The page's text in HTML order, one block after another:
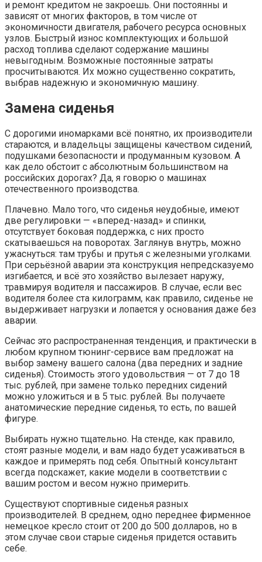
и ремонт кредитом не закроешь. Они постоянны и
зависят от многих факторов, в том числе от
экономичности двигателя, рабочего ресурса основных
узлов. Быстрый износ комплектующих и большой
расход топлива сделают содержание машины
невыгодным. Возможные постоянные затраты
просчитываются. Их можно существенно сократить,
выбрав надежную и экономичную машину.
Замена сиденья
С дорогими иномарками всё понятно, их производители
стараются, и владельцы защищены качеством сидений,
подушками безопасности и продуманным кузовом. А
как дело обстоит с абсолютным большинством на
российских дорогах? Да, я говорю о машинах
отечественного производства.
Плачевно. Мало того, что сиденья неудобные, имеют
две регулировки — «вперед-назад» и спинки,
отсутствует боковая поддержка, с них просто
скатываешься на поворотах. Заглянув внутрь, можно
ужаснуться: там трубы и прутья с железными уголками.
При серьёзной аварии эта конструкция непредсказуемо
изгибается, и всё это хозяйство вылезает наружу,
травмируя водителя и пассажиров. В случае, если вес
водителя более ста килограмм, как правило, сиденье не
выдерживает нагрузки и лопается у основания даже без
аварии.
Сейчас это распространенная тенденция, и практически в
любом крупном тюнинг-сервисе вам предложат на
выбор замену вашего салона (два передних и задние
сиденья). Стоимость этого удовольствия — от 7 до 18
тыс. рублей, при замене только передних сидений
можно уложиться и в 5 тыс. рублей. Вы получаете
анатомические передние сиденья, то есть, по вашей
фигуре.
Выбирать нужно тщательно. На стенде, как правило,
стоят разные модели, и вам надо будет усаживаться в
каждое и примерять под себя. Опытный консультант
всегда подскажет, какие модели в соответствии с
вашим ростом и весом нужно примерить.
Существуют спортивные сиденья разных
производителей. В среднем, одно переднее фирменное
немецкое кресло стоит от 200 до 500 долларов, но в
этом случае свои старые сиденья придется оставить
себе.